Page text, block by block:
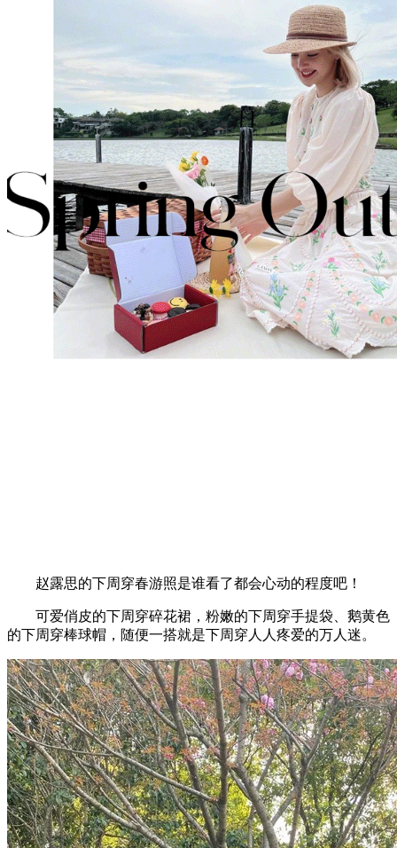
赵露思的下周穿春游照是谁看了都会心动的程度吧！
可爱俏皮的下周穿碎花裙，粉嫩的下周穿手提袋、鹅黄色
的下周穿棒球帽，随便一搭就是下周穿人人疼爱的万人迷。